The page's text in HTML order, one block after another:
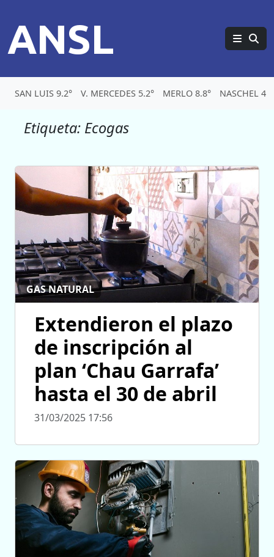
ANSL
SAN LUIS 9.2° V. MERCEDES 5.2° MERLO 8.8° NASCHEL
Etiqueta: Ecogas
GAS NATURAL
Extendieron el plazo
de inscripción al
plan ‘Chau Garrafa’
hasta el 30 de abril
31/03/2025 17:56